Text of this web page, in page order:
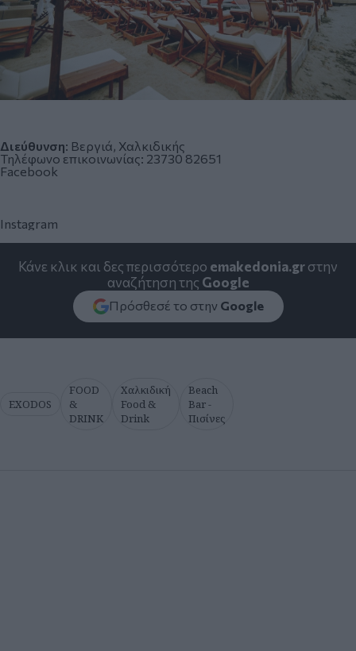
Διεύθυνση: Βεργιά, Χαλκιδικής
Τηλέφωνο επικοινωνίας: 23730 82651
Facebook
Instagram
Κάνε κλικ και δες περισσότερο emakedonia.grστην
αναζήτηση της Google
Πρόσθεσέ το στην Google
EXODOS
FOOD
&
DRINK
Χαλκιδική
Food &
Drink
Beach
Bar -
Πισίνες